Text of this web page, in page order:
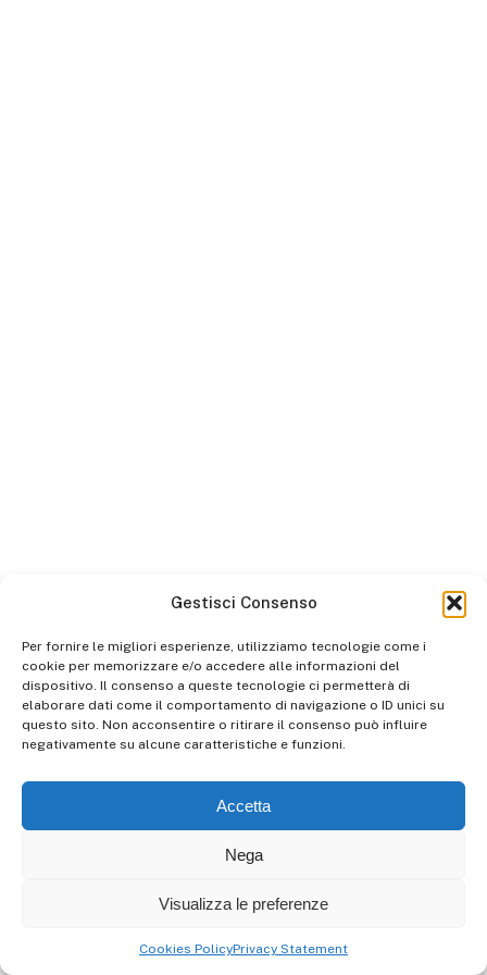
Gestisci Consenso
Per fornire le migliori esperienze, utilizziamo tecnologie come i
cookie per memorizzare e/o accedere alle informazioni del
dispositivo. Il consenso a queste tecnologie ci permetterà di
elaborare dati come il comportamento di navigazione o ID unici su
questo sito. Non acconsentire o ritirare il consenso può influire
negativamente su alcune caratteristiche e funzioni.
Accetta
Nega
Visualizza le preferenze
Cookies PolicyPrivacy Statement